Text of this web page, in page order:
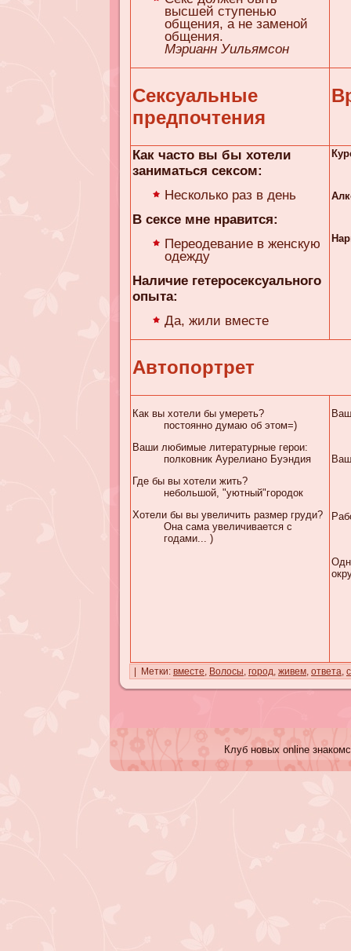
высшей ступенью
общения, а не заменой
общения.
Мэрианн Уильямсон
Сексуальные
предпочтения
Как часто вы бы хотели
заниматься сексом:
Несколько раз в день
В сексе мне нравится:
Переодевание в женскую
одежду
Наличие гетеросексуального
опыта:
Да, жили вместе
Автопортрет
Как вы хотели бы умереть?
постоянно думаю об этом=)
Ваши любимые литературные герои:
полковник Аурелиано Буэндия
Где бы вы хотели жить?
небольшой, "уютный"городок
Хотели бы вы увеличить размер груди?
Она сама увеличивается с
годами... )
| Метки: вместе, Волосы, город, живем, ответа,
Клуб новых online